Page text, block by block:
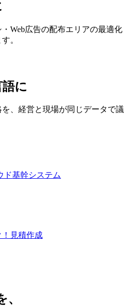
Web広告の配布エリアの最適化
。
に
、経営と現場が同じデータで議
ド基幹システム
見積作成